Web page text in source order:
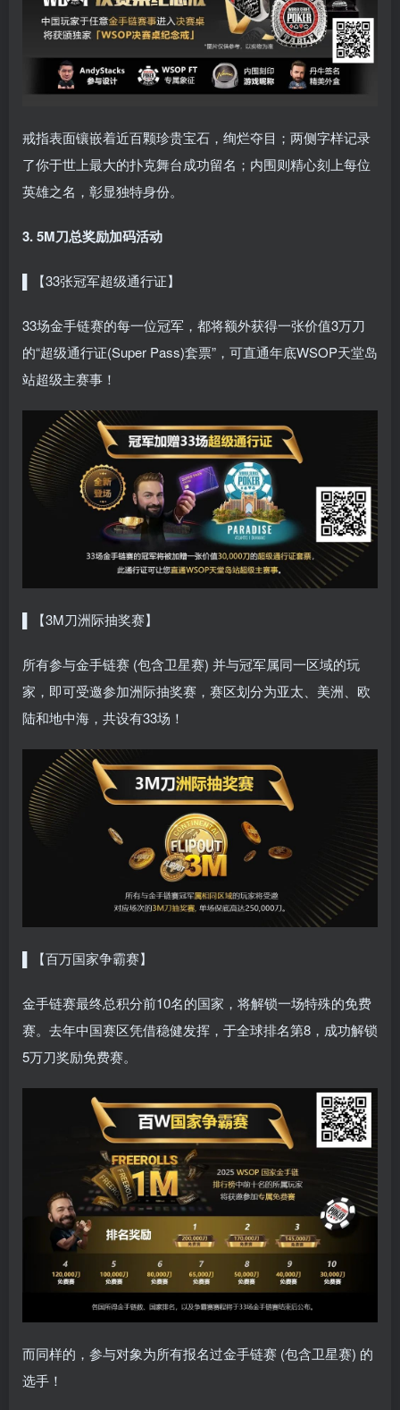
戒指表面镶嵌着近百颗珍贵宝石，绚烂夺目；两侧字样记录
了你于世上最大的扑克舞台成功留名；内围则精心刻上每位
英雄之名，彰显独特身份。
3. 5M刀总奖励加码活动
▌【33张冠军超级通行证】
33场金手链赛的每一位冠军，都将额外获得一张价值3万刀
的“超级通行证(Super Pass)套票”，可直通年底WSOP天堂岛
站超级主赛事！
▌【3M刀洲际抽奖赛】
所有参与金手链赛 (包含卫星赛) 并与冠军属同一区域的玩
家，即可受邀参加洲际抽奖赛，赛区划分为亚太、美洲、欧
陆和地中海，共设有33场！
▌【百万国家争霸赛】
金手链赛最终总积分前10名的国家，将解锁一场特殊的免费
赛。去年中国赛区凭借稳健发挥，于全球排名第8，成功解锁
5万刀奖励免费赛。
而同样的，参与对象为所有报名过金手链赛 (包含卫星赛) 的
选手！